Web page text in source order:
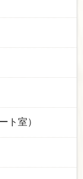
ト室）